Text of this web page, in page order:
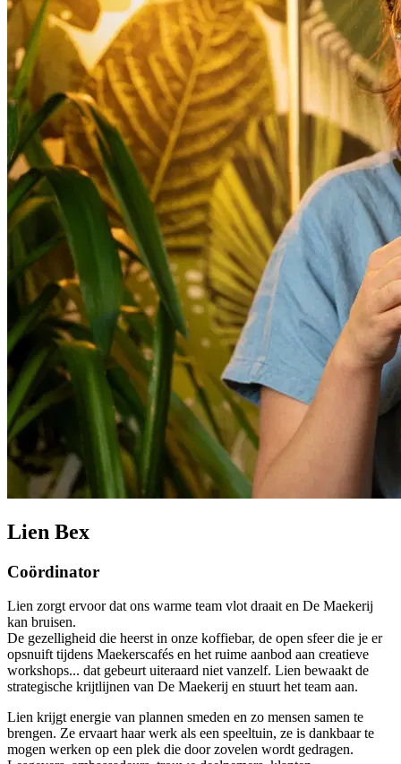
Lien Bex
Coördinator
Lien zorgt ervoor dat ons warme team vlot draait en De Maekerij
kan bruisen.
De gezelligheid die heerst in onze koffiebar, de open sfeer die je er
opsnuift tijdens Maekerscafés en het ruime aanbod aan creatieve
workshops... dat gebeurt uiteraard niet vanzelf. Lien bewaakt de
strategische krijtlijnen van De Maekerij en stuurt het team aan.
Lien krijgt energie van plannen smeden en zo mensen samen te
brengen. Ze ervaart haar werk als een speeltuin, ze is dankbaar te
mogen werken op een plek die door zovelen wordt gedragen.